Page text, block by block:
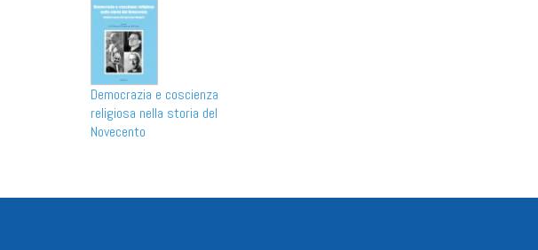
Democrazia e coscienza
religiosa nella storia del
Novecento